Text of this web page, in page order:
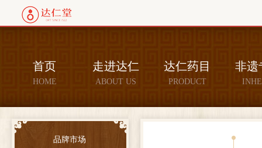
首页
HOME
走进达仁
ABOUT US
达仁药目
PRODUCT
非遗
品牌市场